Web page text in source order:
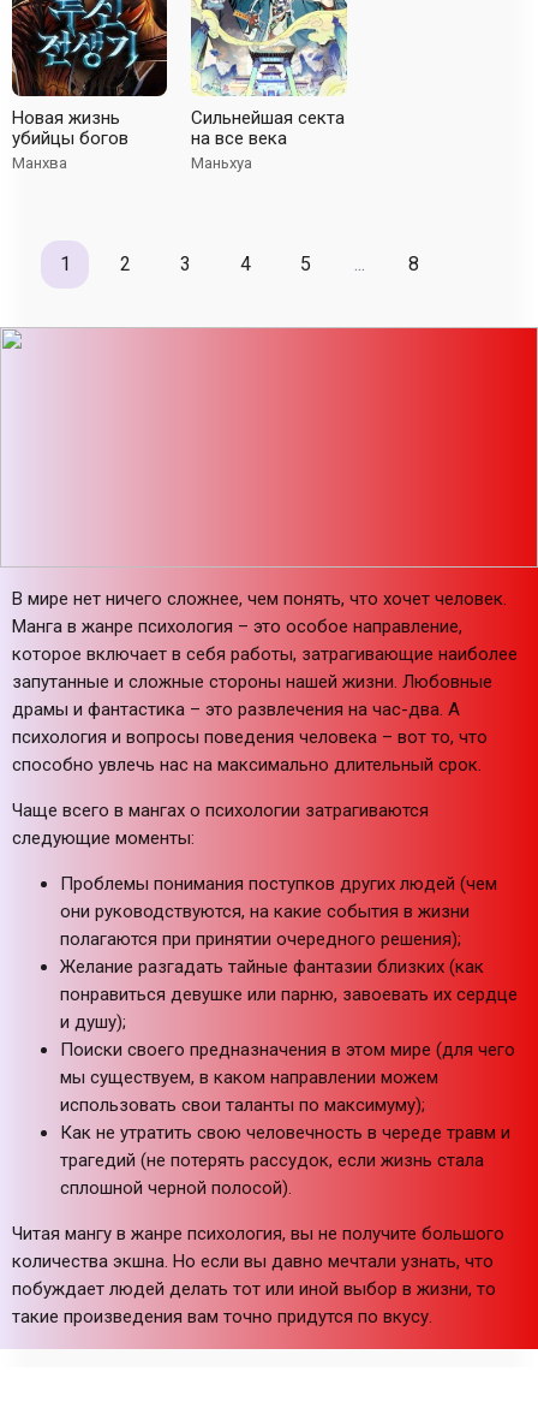
Новая жизнь
убийцы богов
Манхва
Сильнейшая секта
на все века
Маньхуа
1 2 3 4 5 8
В мире нет ничего сложнее, чем понять, что хочет человек.
Манга в жанре психология – это особое направление,
которое включает в себя работы, затрагивающие наиболее
запутанные и сложные стороны нашей жизни. Любовные
драмы и фантастика – это развлечения на час-два. А
психология и вопросы поведения человека – вот то, что
способно увлечь нас на максимально длительный срок.
Чаще всего в мангах о психологии затрагиваются
следующие моменты:
Проблемы понимания поступков других людей (чем
они руководствуются, на какие события в жизни
полагаются при принятии очередного решения);
Желание разгадать тайные фантазии близких (как
понравиться девушке или парню, завоевать их сердце
и душу);
Поиски своего предназначения в этом мире (для чего
мы существуем, в каком направлении можем
использовать свои таланты по максимуму);
Как не утратить свою человечность в череде травм и
трагедий (не потерять рассудок, если жизнь стала
сплошной черной полосой).
Читая мангу в жанре психология, вы не получите большого
количества экшна. Но если вы давно мечтали узнать, что
побуждает людей делать тот или иной выбор в жизни, то
такие произведения вам точно придутся по вкусу.